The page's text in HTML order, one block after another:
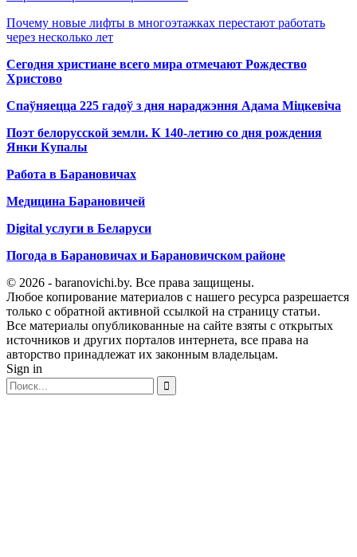
Почему новые лифты в многоэтажках перестают работать
через несколько лет
Сегодня христиане всего мира отмечают Рождество
Христово
Спаўняецца 225 гадоў з дня нараджэння Адама Міцкевіча
Поэт белорусской земли. К 140-летию со дня рождения
Янки Купалы
Работа в Барановичах
Медицина Барановичей
Digital услуги в Беларуси
Погода в Барановичах и Барановичском районе
© 2026 - baranovichi.by. Все права защищены.
Любое копирование материалов с нашего ресурса разрешается
только с обратной активной ссылкой на страницу статьи.
Все материалы опубликованные на сайте взяты с открытых
источников и других порталов интернета, все права на
авторство принадлежат их законным владельцам.
Sign in